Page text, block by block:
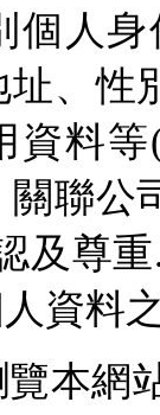
個人
、性
資料
關聯公
及尊
資料
本網